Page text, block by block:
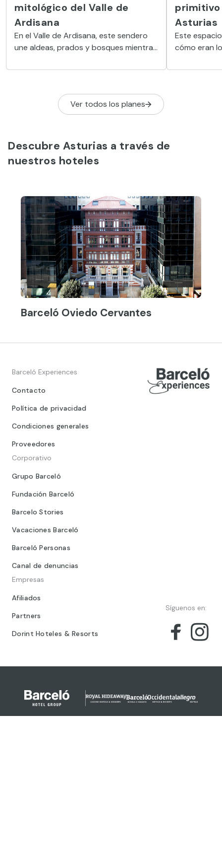
mitológico del Valle de
Ardisana
En el Valle de Ardisana, este sendero
une aldeas, prados y bosques mientras
trasgus, xanas, diañus— emergen entre
paseo donde paisaje y leyenda se
mezclan a cada tramo.
primitivo
Asturias
Este
cómo eran
Ver todos los planes
Descubre Asturias a través de
nuestros hoteles
Barceló Oviedo Cervantes
Barceló Experiences
Contacto
Política de privacidad
Condiciones generales
Proveedores
Corporativo
Grupo Barceló
Fundación Barceló
Barcelo Stories
Vacaciones Barceló
Barceló Personas
Canal de denuncias
Empresas
Afiliados
Partners
Dorint Hoteles & Resorts
Síguenos en: